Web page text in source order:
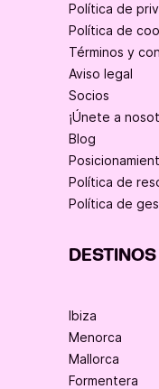
Política de
Política de
Términos y
Aviso legal
Socios
¡Únete a
Blog
Política de
Política de
DESTINOS
Ibiza
Menorca
Mallorca
Formentera